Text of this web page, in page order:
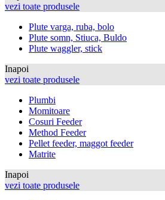
vezi toate produsele
Plute varga, ruba, bolo
Plute somn, Stiuca, Buldo
Plute waggler, stick
Inapoi
vezi toate produsele
Plumbi
Momitoare
Cosuri Feeder
Method Feeder
Pellet feeder, maggot feeder
Matrite
Inapoi
vezi toate produsele